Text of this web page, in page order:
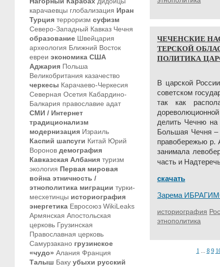
карачаевцы глобализация Иран
Турция терроризм суфизм
Северо-Западный Кавказ Чечня
образование Швейцария
археология Ближний Восток
евреи экономика США
Аджария Польша
Великобритания казачество
черкесы Карачаево-Черкесия
Северная Осетия Кабардино-
Балкария православие адат
СМИ / Интернет
традиционализм
модернизация Израиль
Каспий шапсуги Китай Юрий
Воронов демография
Кавказская Албания туризм
экология Первая мировая
война этничность /
этнополитика миграции турки-
месхетинцы историография
энергетика Евросоюз WikiLeaks
Армянская Апостольская
церковь Грузинская
Православная церковь
Самурзакано грузинское
«чудо» Алания Франция
Талыш Баку убыхи русский
ЧЕЧЕНСКИЕ
ТЕРСКОЙ
ПОЛИТИКА
В царской
советском
так как
делить Чечню
Большая Чечня –
правобережью р.
занимала
часть и
скачать
Зарема
историография
этнополитика
1... 8 9